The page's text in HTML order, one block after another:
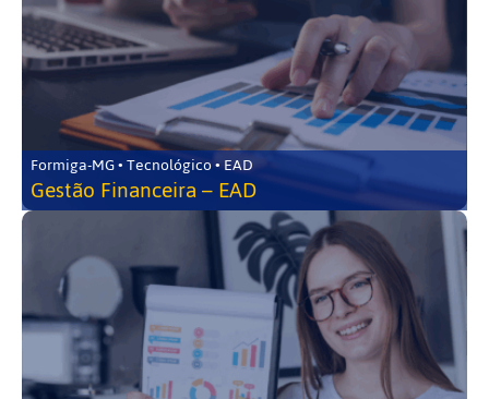
Formiga-MG • Tecnológico • EAD
Gestão Financeira – EAD